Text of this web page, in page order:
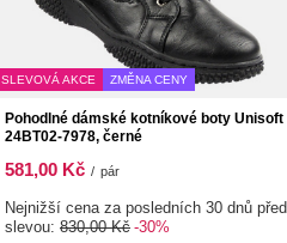
SLEVOVÁ AKCE ZMĚNA CENY
Pohodlné dámské kotníkové boty Unisoft
24BT02-7978, černé
581,00 Kč / pár
Nejnižší cena za posledních 30 dnů před
slevou: 830,00 Kč -30%